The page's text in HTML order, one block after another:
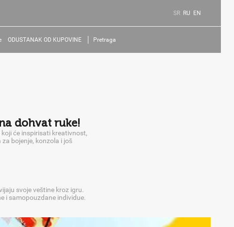
SR RU EN
ODUSTANAK OD KUPOVINE Pretraga
dohvat ruke!
će inspirisati kreativnost,
bojenje, konzola i još
svoje veštine kroz igru.
i samopouzdane individue.